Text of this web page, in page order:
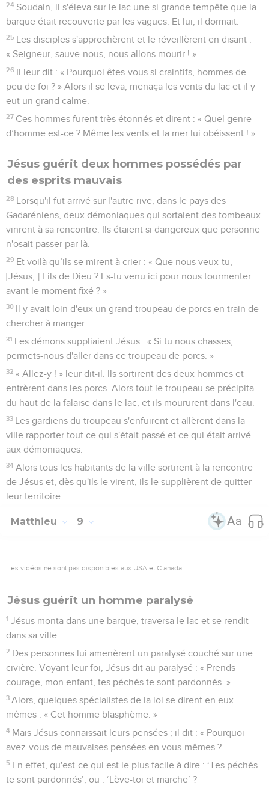
24 Soudain, il s'éleva sur le lac une si grande tempête que la
barque était recouverte par les vagues. Et lui, il dormait.
25 Les disciples s'approchèrent et le réveillèrent en disant :
« Seigneur, sauve-nous, nous allons mourir ! »
26 Il leur dit : « Pourquoi êtes-vous si craintifs, hommes de
peu de foi ? » Alors il se leva, menaça les vents du lac et il y
eut un grand calme.
27 Ces hommes furent très étonnés et dirent : « Quel genre
d’homme est-ce ? Même les vents et la mer lui obéissent ! »
Jésus guérit deux hommes possédés par
des esprits mauvais
28 Lorsqu'il fut arrivé sur l'autre rive, dans le pays des
Gadaréniens, deux démoniaques qui sortaient des tombeaux
vinrent à sa rencontre. Ils étaient si dangereux que personne
n'osait passer par là.
29 Et voilà qu’ils se mirent à crier : « Que nous veux-tu,
[Jésus, ] Fils de Dieu ? Es-tu venu ici pour nous tourmenter
avant le moment fixé ? »
30 Il y avait loin d'eux un grand troupeau de porcs en train de
chercher à manger.
31 Les démons suppliaient Jésus : « Si tu nous chasses,
permets-nous d'aller dans ce troupeau de porcs. »
32 « Allez-y ! » leur dit-il. Ils sortirent des deux hommes et
entrèrent dans les porcs. Alors tout le troupeau se précipita
du haut de la falaise dans le lac, et ils moururent dans l'eau.
33 Les gardiens du troupeau s'enfuirent et allèrent dans la
ville rapporter tout ce qui s'était passé et ce qui était arrivé
aux démoniaques.
34 Alors tous les habitants de la ville sortirent à la rencontre
de Jésus et, dès qu'ils le virent, ils le supplièrent de quitter
leur territoire.
Matthieu 9
Les vidéos ne sont pas disponibles aux USA et C anada.
Jésus guérit un homme paralysé
1 Jésus monta dans une barque, traversa le lac et se rendit
dans sa ville.
2 Des personnes lui amenèrent un paralysé couché sur une
civière. Voyant leur foi, Jésus dit au paralysé : « Prends
courage, mon enfant, tes péchés te sont pardonnés. »
3 Alors, quelques spécialistes de la loi se dirent en eux-
mêmes : « Cet homme blasphème. »
4 Mais Jésus connaissait leurs pensées ; il dit : « Pourquoi
avez-vous de mauvaises pensées en vous-mêmes ?
5 En effet, qu'est-ce qui est le plus facile à dire : ‘Tes péchés
te sont pardonnés’, ou : ‘Lève-toi et marche’ ?